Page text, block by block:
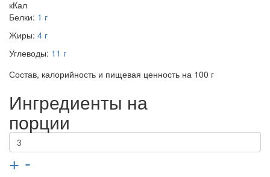
кКал
Белки: 1 г
Жиры: 4 г
Углеводы: 11 г
Состав, калорийность и пищевая ценность на 100 г
Ингредиенты на
порции
+ -